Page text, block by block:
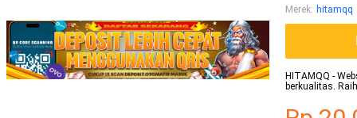
Merek: hitamqq
HITAMQQ -
berkualitas.